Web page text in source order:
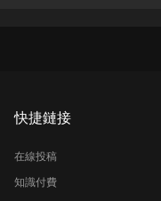
快捷鏈接
在線投稿
知識付費